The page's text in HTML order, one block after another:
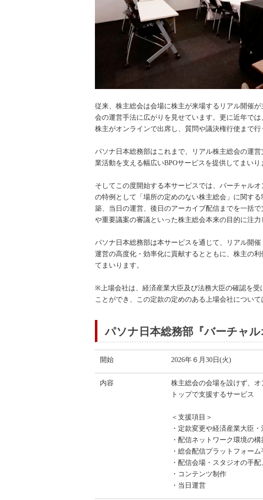
従来、株主総会は会場に株主が来場するリアル開催
会の運営手法に広がりを見せています。更に近年で
株主がオンラインで出席し、質問や議決権行使まで
パソナ日本総務部はこれまで、リアル株主総会の運
業活動を支える幅広いBPOサービスを提供してまいり
そしてこの度開始する本サービスでは、バーチャル
の特例として「場所の定めのない株主総会」に関す
築、当日の運営、後日のアーカイブ配信までを一括
や重要議案の審議といった株主総会本来の目的に注力
パソナ日本総務部は本サービスを通じて、リアル開
運営の高度化・効率化に貢献するとともに、株主の
てまいります。
※上場会社は、経済産業大臣及び法務大臣の確認を
ことができ、この定款の定めのある上場会社につい
パソナ日本総務部『バーチャ
開始 2026年６月30日(火)
内容
株主総会の会場を設けず、
トップで支援するサービス
＜支援項目＞
・定款変更や経済産業大臣
・配信ネットワーク環境の構
・総会配信プラットフォーム
・配信会場・スタジオの手
・コンテンツ制作
・当日運営